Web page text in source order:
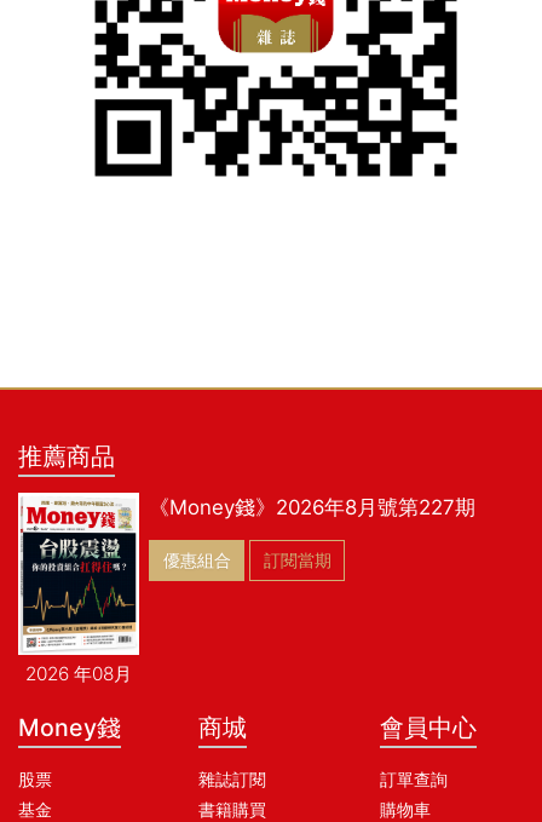
推薦商品
2026 年08月
《Money錢》2026年8月號第227期
優惠組合 訂閱當期
Money錢
股票
基金
商城
雜誌訂閱
書籍購買
會員中心
訂單查詢
購物車